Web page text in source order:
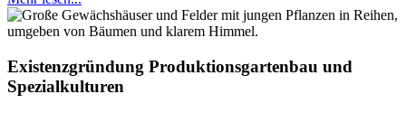
Existenzgründung Produktionsgartenbau und
Spezialkulturen